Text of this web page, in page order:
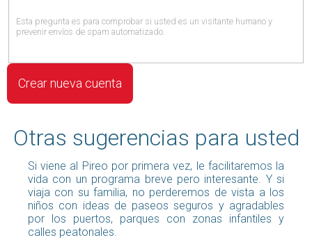
Esta pregunta es para comprobar si usted es un visitante humano y
prevenir envíos de spam automatizado.
Otras sugerencias para usted
Si viene al Pireo por primera vez, le facilitaremos la
vida con un programa breve pero interesante. Y si
viaja con su familia, no perderemos de vista a los
niños con ideas de paseos seguros y agradables
por los puertos, parques con zonas infantiles y
calles peatonales.